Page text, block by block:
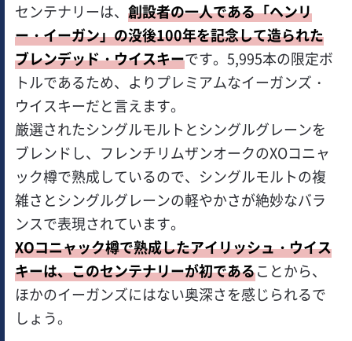
センテナリーは、創設者の一人である「ヘンリ
ー・イーガン」の没後100年を記念して造られた
ブレンデッド・ウイスキーです。5,995本の限定ボ
トルであるため、よりプレミアムなイーガンズ・
ウイスキーだと言えます。
厳選されたシングルモルトとシングルグレーンを
ブレンドし、フレンチリムザンオークのXOコニャ
ック樽で熟成しているので、シングルモルトの複
雑さとシングルグレーンの軽やかさが絶妙なバラ
ンスで表現されています。
XOコニャック樽で熟成したアイリッシュ・ウイス
キーは、このセンテナリーが初であることから、
ほかのイーガンズにはない奥深さを感じられるで
しょう。